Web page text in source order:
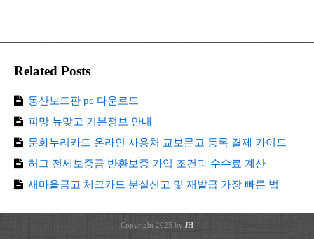
Related Posts
동산보드판 pc 다운로드
피망 뉴맞고 기본정보 안내
문화누리카드 온라인 사용처 교보문고 등록 결제 가이드
허그 전세보증금 반환보증 가입 조건과 수수료 계산
새마을금고 체크카드 분실신고 및 재발급 가장 빠른 법
Copyright 2025 by JH